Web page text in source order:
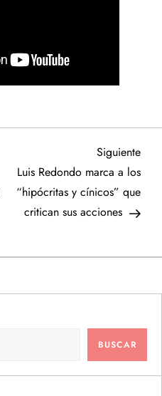
Siguiente
Luis Redondo marca a los
“hipócritas y cínicos” que
critican sus acciones
BUSCAR